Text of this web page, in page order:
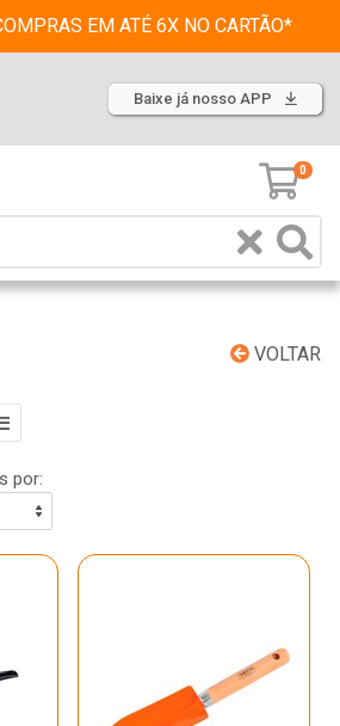
EM ATÉ 6X NO CARTÃO*
Baixe já nosso APP
0
VOLTAR
por: